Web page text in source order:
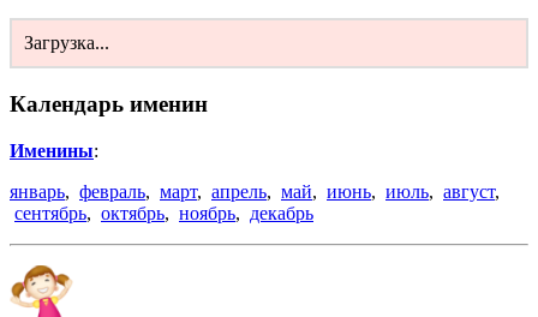
Загрузка...
Календарь именин
Именины:
январь, февраль, март, апрель, май, июнь, июль, август,
сентябрь, октябрь, ноябрь, декабрь